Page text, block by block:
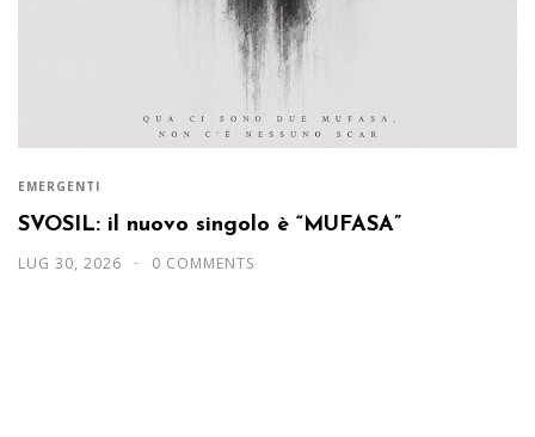
EMERGENTI
SVOSIL: il nuovo singolo è “MUFASA”
LUG 30, 2026 0 COMMENTS